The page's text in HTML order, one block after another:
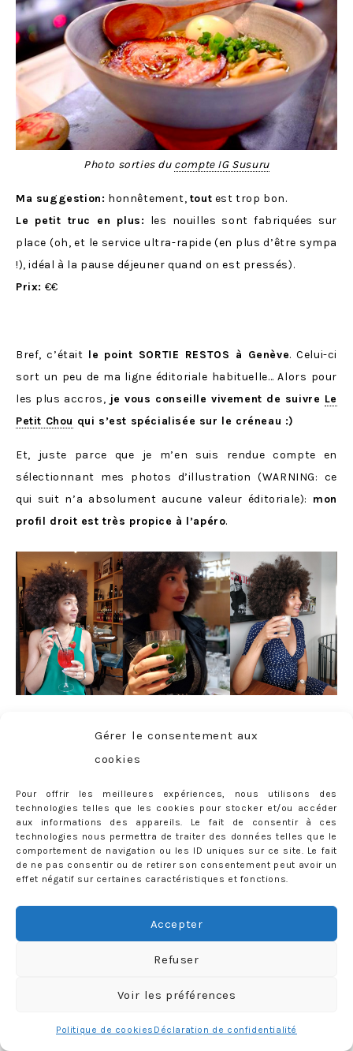
Gérer le consentement aux
cookies
Pour offrir les meilleures expériences, nous utilisons des
technologies telles que les cookies pour stocker et/ou accéder
aux informations des appareils. Le fait de consentir à ces
technologies nous permettra de traiter des données telles que le
comportement de navigation ou les ID uniques sur ce site. Le fait
de ne pas consentir ou de retirer son consentement peut avoir un
effet négatif sur certaines caractéristiques et fonctions.
Accepter
Refuser
Voir les préférences
Politique de cookies Déclaration de confidentialité
Photo sorties du compte IG Susuru
Ma suggestion: honnêtement, tout est trop bon.
Le petit truc en plus: les nouilles sont fabriquées sur
place (oh, et le service ultra-rapide (en plus d’être sympa
!), idéal à la pause déjeuner quand on est pressés).
Prix: €€
Bref, c’était le point SORTIE RESTOS à Genève. Celui-ci
sort un peu de ma ligne éditoriale habituelle… Alors pour
les plus accros, je vous conseille vivement de suivre Le
Petit Chou qui s’est spécialisée sur le créneau :)
Et, juste parce que je m’en suis rendue compte en
sélectionnant mes photos d’illustration (WARNING: ce
qui suit n’a absolument aucune valeur éditoriale): mon
profil droit est très propice à l’apéro.
best restaurants,Café des Bains,Ciro,Cottage Café,
FMR,Funky Monkey Room,Geneva, Geneve,La Petite
Vendée,Les 5 Portes ,meilleur brunch, meilleur
burger ,meilleur ramen,meilleure pizza,meilleures
,où manger
ramen,restaurant italien,restaurant vegan,
restaurant végétarien,Scalea
, Switzerland,
Fratelli